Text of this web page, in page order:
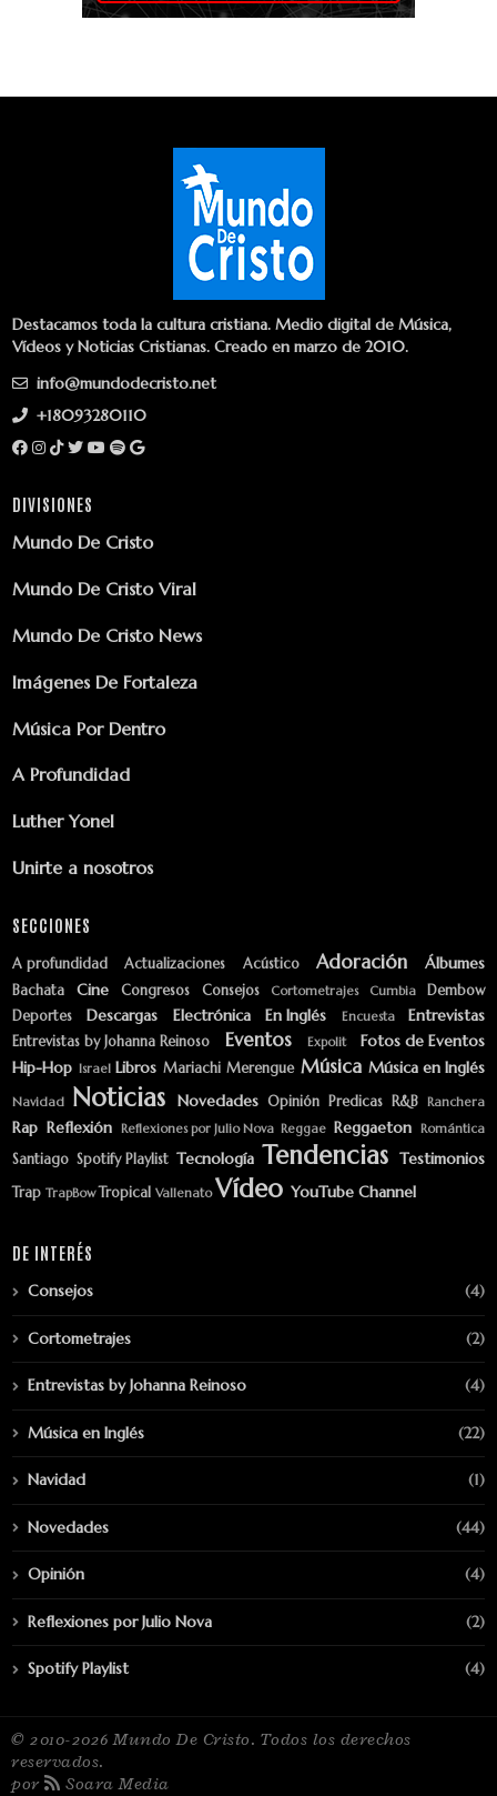
Destacamos toda la cultura cristiana. Medio digital de Música,
Vídeos y Noticias Cristianas. Creado en marzo de 2010.
info@mundodecristo.net
+18093280110
DIVISIONES
Mundo De Cristo
Mundo De Cristo Viral
Mundo De Cristo News
Imágenes De Fortaleza
Música Por Dentro
A Profundidad
Luther Yonel
Unirte a nosotros
SECCIONES
A profundidad Actualizaciones Acústico Adoración Álbumes
Bachata Cine Congresos Consejos Cortometrajes Cumbia
Dembow
Deportes
Descargas Electrónica En Inglés Encuesta Entrevistas
Entrevistas by Johanna Reinoso Eventos Expolit
Fotos de Eventos
Hip-Hop Israel Libros Mariachi Merengue Música Música en Inglés
Navidad Noticias Novedades Opinión Predicas R&B Ranchera
Rap Reflexión Reflexiones por Julio Nova Reggae Reggaeton Romántica
Santiago Spotify Playlist Tecnología Tendencias Testimonios
Trap TrapBow Tropical Vallenato Vídeo YouTube Channel
DE INTERÉS
Consejos (4)
Cortometrajes (2)
Entrevistas by Johanna Reinoso (4)
Música en Inglés (22)
Navidad (1)
Novedades (44)
Opinión (4)
Reflexiones por Julio Nova (2)
Spotify Playlist (4)
© 2010-2026 Mundo De Cristo. Todos los derechos
reservados.
por
Soara Media